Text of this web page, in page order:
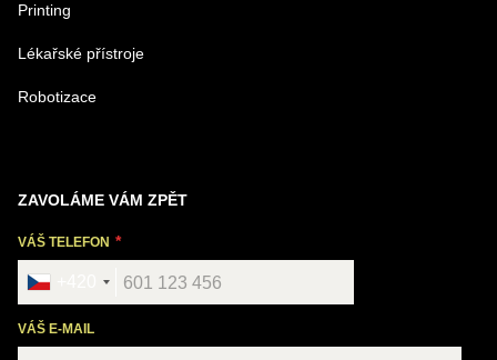
Printing
Lékařské přístroje
Robotizace
ZAVOLÁME VÁM ZPĚT
VÁŠ TELEFON
VÁŠ E-MAIL